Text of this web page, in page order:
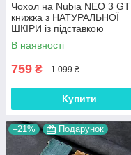
Чохол на Nubia NEO 3 GT
книжка з НАТУРАЛЬНОЇ
ШКІРИ із підставкою
візитницею протиударний
магнітний "VENETTA"
В наявності
759 ₴ 1 099 ₴
Купити
–21% Подарунок